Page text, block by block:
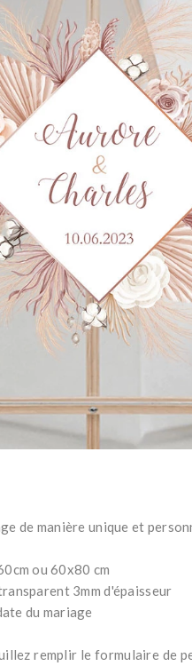
de manière unique et
ou 60x80 cm
3mm d'épaisseur
du mariage
remplir le formulaire de